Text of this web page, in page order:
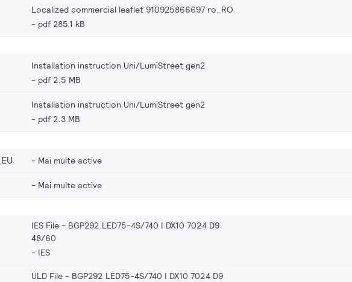
Localized commercial leaflet 910925866697 ro_RO
pdf 285.1 kB
Installation instruction Uni/LumiStreet gen2
pdf 2.5 MB
Installation instruction Uni/LumiStreet gen2
pdf 2.3 MB
Mai multe active
Mai multe active
IES File - BGP292 LED75-4S/740 I DX10 7024 D9
48/60
IES
ULD File - BGP292 LED75-4S/740 I DX10 7024 D9